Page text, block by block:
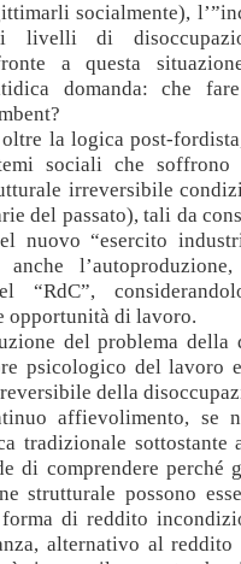
socialmente),
livelli di
a questa
domanda: che
la logica post-
sociali che soffrono
irreversibile
del passato), tali da
nuovo “esercito
“RdC”,
opportunità di lavoro.
del problema della
psicologico del lavoro
della
affievolimento, se
tradizionale
di comprendere perché
strutturale possono
di reddito
alternativo al reddito